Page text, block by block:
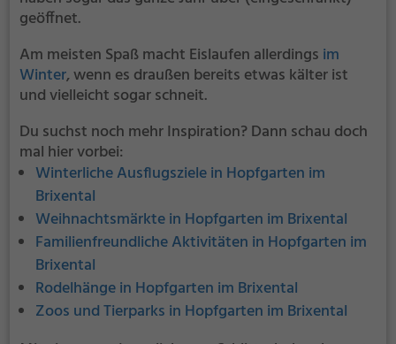
geöffnet.
Am meisten Spaß macht Eislaufen allerdings im
Winter, wenn es draußen bereits etwas kälter ist
und vielleicht sogar schneit.
Du suchst noch mehr Inspiration? Dann schau doch
mal hier vorbei:
Winterliche Ausflugsziele in Hopfgarten im
Brixental
Weihnachtsmärkte in Hopfgarten im Brixental
Familienfreundliche Aktivitäten in Hopfgarten im
Brixental
Rodelhänge in Hopfgarten im Brixental
Zoos und Tierparks in Hopfgarten im Brixental